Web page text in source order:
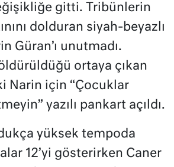
gitti. Tribünlerin
dolduran siyah-beyazlı
Güran’ı unutmadı.
ortaya çıkan
Narin için “Çocuklar
yazılı pankart açıldı.
yüksek tempoda
12’yi gösterirken Caner